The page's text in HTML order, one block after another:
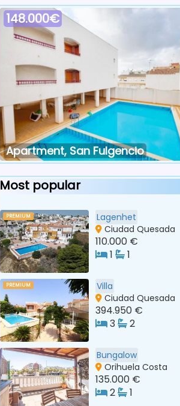
148.000€
Apartment, San Fulgencio
Most popular
PREMIUM
Lagenhet
Ciudad Quesada
110.000 €
1
1
PREMIUM
Villa
Ciudad Quesada
394.950 €
3
2
Bungalow
Orihuela Costa
135.000 €
2
1